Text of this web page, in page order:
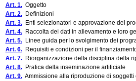
Art. 1. Oggetto
Art. 2. Definizioni
Art. 3. Enti selezionatori e approvazione dei
Art. 4. Raccolta dei dati in allevamento e loro
Art. 5. Linee guida per lo svolgimento dei
Art. 6. Requisiti e condizioni per il
Art. 7. Riorganizzazione della disciplina della
Art. 8. Pratica della inseminazione artificiale
Art. 9. Ammissione alla riproduzione di